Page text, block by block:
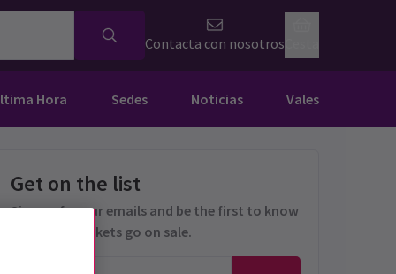
Contacta con nosotros
Hora Sedes Noticias Vales
Get on the list
Sign up for our emails and be the first to know
as soon as tickets go on sale.